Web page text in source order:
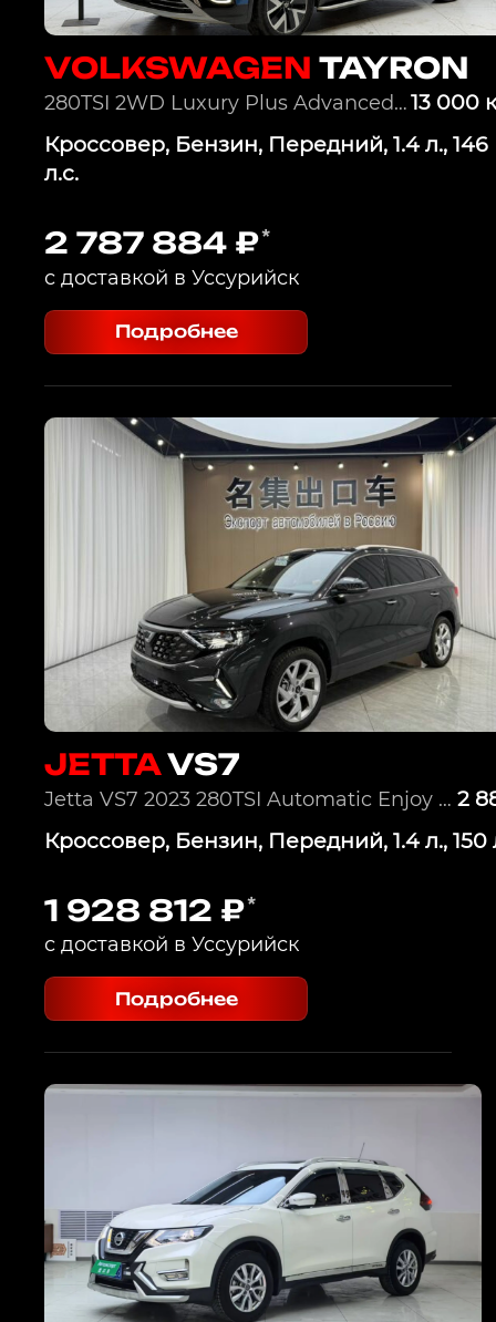
VOLKSWAGEN TAYRON
280TSI 2WD Luxury Plus Advanced Edition13 000
Кроссовер, Бензин, Передний, 1.4 л., 146
л.с.
2 787 884 ₽*
с доставкой в Уссурийск
Подробнее
JETTAVS7
Jetta VS7 2023 280TSI Automatic Enjoy Edition 2
Кроссовер, Бензин, Передний, 1.4 л., 150
1 928 812 ₽*
с доставкой в Уссурийск
Подробнее